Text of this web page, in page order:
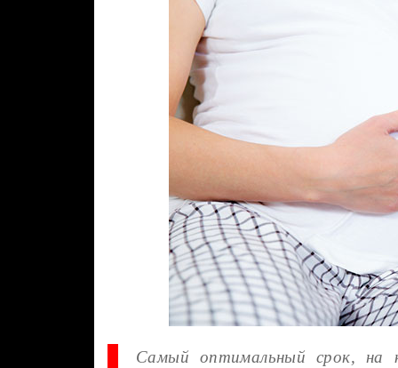
Самый оптимальный срок, на